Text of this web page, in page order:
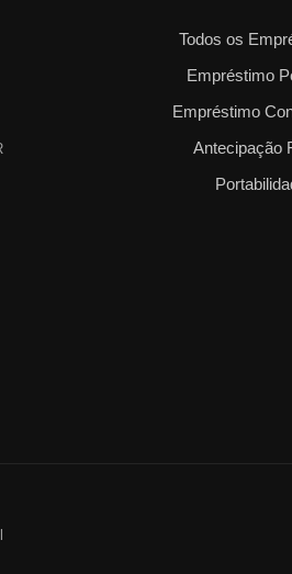
Todos os
Empréstimo
Empréstimo
Antecipação